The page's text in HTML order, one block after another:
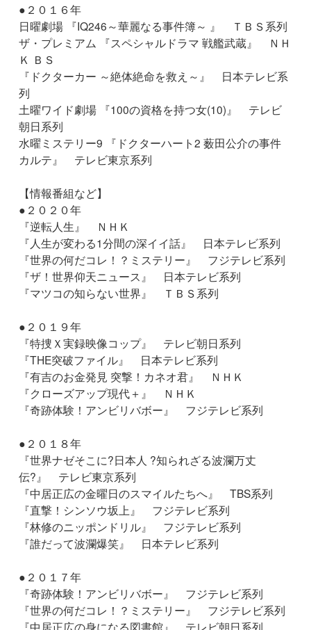
●２０１６年
日曜劇場 『IQ246～華麗なる事件簿～ 』 ＴＢＳ系列
ザ・プレミアム 『スペシャルドラマ 戦艦武蔵』 ＮＨ
Ｋ ＢＳ
『ドクターカー ～絶体絶命を救え～』 日本テレビ系
列
土曜ワイド劇場 『100の資格を持つ女(10)』 テレビ
朝日系列
水曜ミステリー9 『ドクターハート2 薮田公介の事件
カルテ』 テレビ東京系列
【情報番組など】
●２０２０年
『逆転人生』 ＮＨＫ
『人生が変わる1分間の深イイ話』 日本テレビ系列
『世界の何だコレ！？ミステリー』 フジテレビ系列
『ザ！世界仰天ニュース』 日本テレビ系列
『マツコの知らない世界』 ＴＢＳ系列
●２０１９年
『特捜Ｘ実録映像コップ』 テレビ朝日系列
『THE突破ファイル』 日本テレビ系列
『有吉のお金発見 突撃！カネオ君』 ＮＨＫ
『クローズアップ現代＋』 ＮＨＫ
『奇跡体験！アンビリバボー』 フジテレビ系列
●２０１８年
『世界ナゼそこに?日本人 ?知られざる波瀾万丈
伝?』 テレビ東京系列
『中居正広の金曜日のスマイルたちへ』 TBS系列
『直撃！シンソウ坂上』 フジテレビ系列
『林修のニッポンドリル』 フジテレビ系列
『誰だって波瀾爆笑』 日本テレビ系列
●２０１７年
『奇跡体験！アンビリバボー』 フジテレビ系列
『世界の何だコレ！？ミステリー』 フジテレビ系列
『中居正広の身になる図書館』 テレビ朝日系列